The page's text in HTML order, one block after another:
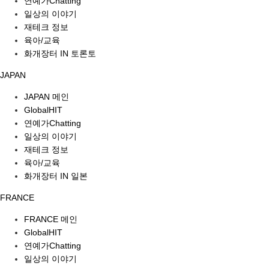
일상의 이야기
재테크 정보
육아/교육
화개장터 IN 토론토
JAPAN
JAPAN 메인
GlobalHIT
연예가Chatting
일상의 이야기
재테크 정보
육아/교육
화개장터 IN 일본
FRANCE
FRANCE 메인
GlobalHIT
연예가Chatting
일상의 이야기